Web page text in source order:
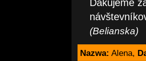
Ďakujeme
(Belianska)
Nazwa: Alena,